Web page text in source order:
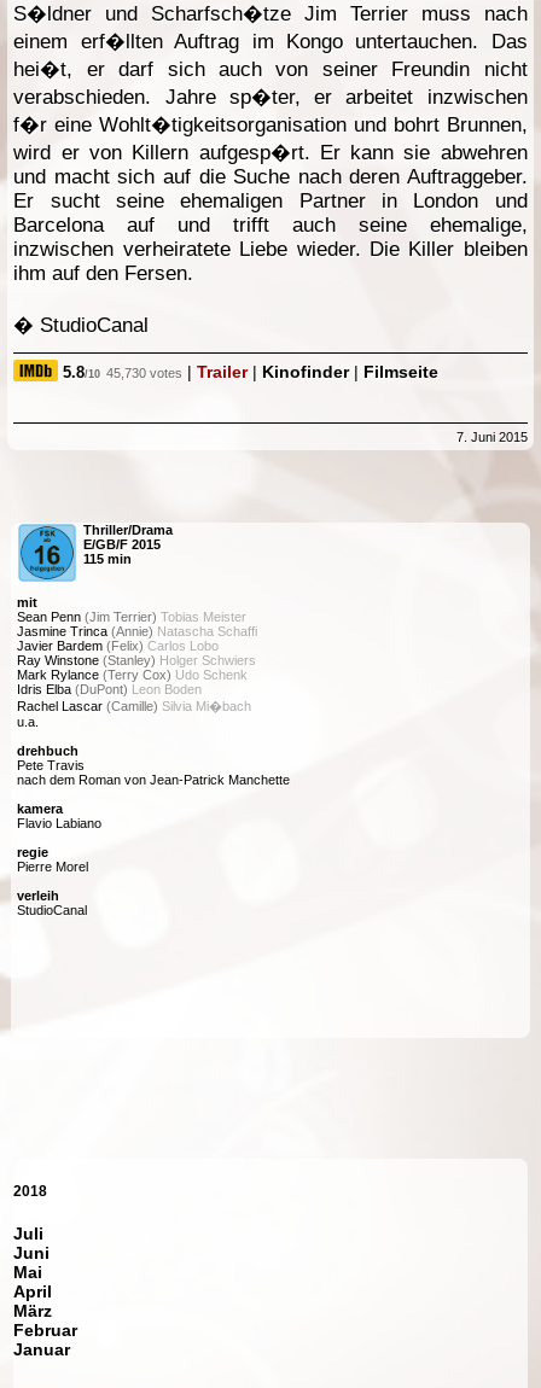
2018
Juli
Juni
Mai
April
März
Februar
Januar
S�ldner und Scharfsch�tze Jim Terrier muss nach
einem erf�llten Auftrag im Kongo untertauchen. Das
hei�t, er darf sich auch von seiner Freundin nicht
verabschieden. Jahre sp�ter, er arbeitet inzwischen
f�r eine Wohlt�tigkeitsorganisation und bohrt Brunnen,
wird er von Killern aufgesp�rt. Er kann sie abwehren
und macht sich auf die Suche nach deren Auftraggeber.
Er sucht seine ehemaligen Partner in London und
Barcelona auf und trifft auch seine ehemalige,
inzwischen verheiratete Liebe wieder. Die Killer bleiben
ihm auf den Fersen.
� StudioCanal
5.8/10 45,730 votes |Trailer| Kinofinder| Filmseite
7. Juni 2015
Thriller/Drama
E/GB/F 2015
115 min
mit
Sean Penn (Jim Terrier) Tobias Meister
Jasmine Trinca (Annie) Natascha Schaffi
Javier Bardem (Felix) Carlos Lobo
Ray Winstone (Stanley) Holger Schwiers
Mark Rylance (Terry Cox) Udo Schenk
Idris Elba (DuPont) Leon Boden
Rachel Lascar (Camille) Silvia Mi�bach
u.a.
drehbuch
Pete Travis
nach dem Roman von Jean-Patrick Manchette
kamera
Flavio Labiano
regie
Pierre Morel
verleih
StudioCanal